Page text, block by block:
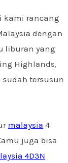
kami rancang
dengan
liburan yang
Highlands,
sudah tersusun
malaysia 4
juga bisa
4D3N